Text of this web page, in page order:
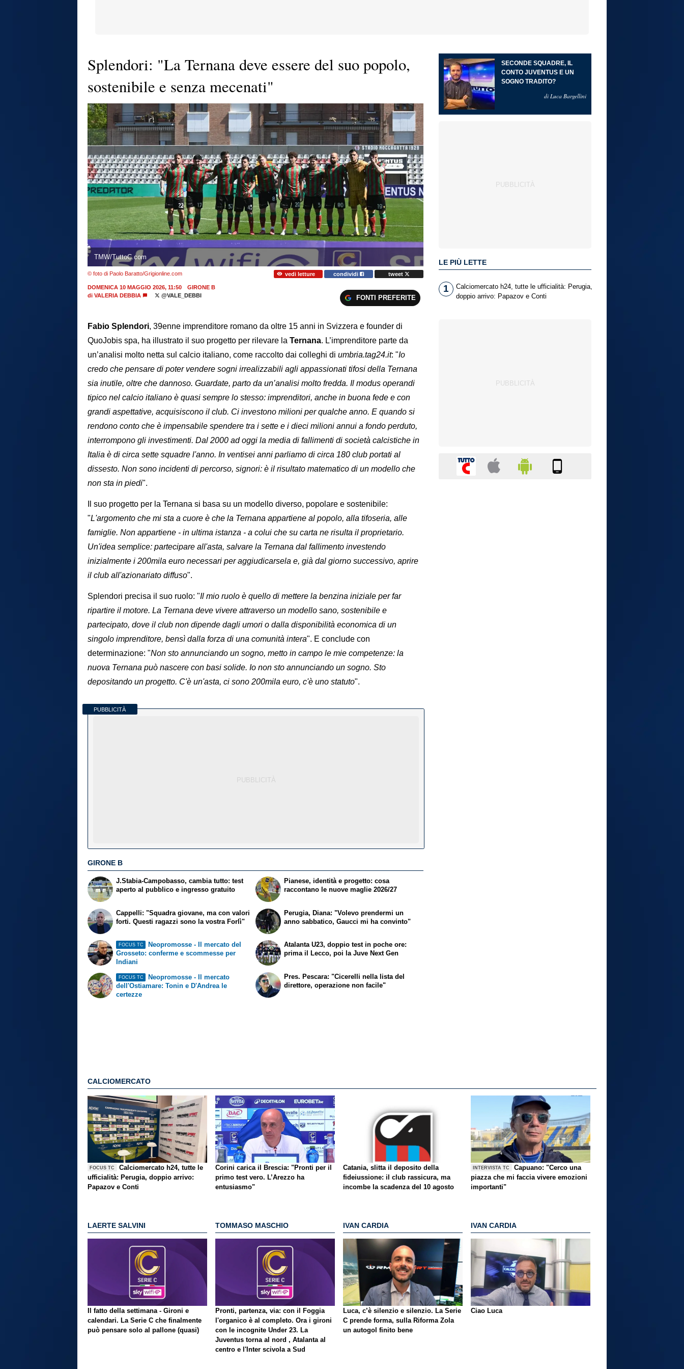
Splendori: "La Ternana deve essere del suo popolo,
sostenibile e senza mecenati"
TMW/TuttoC.com
© foto di Paolo Baratto/Grigionline.com vedi letture condividi tweet
DOMENICA 10 MAGGIO 2026, 11:50
GIRONE B
di VALERIA DEBBIA @VALE_DEBBI FONTI PREFERITE
Fabio Splendori, 39enne imprenditore romano da oltre 15 anni in Svizzera e founder di
QuoJobis spa, ha illustrato il suo progetto per rilevare la Ternana. L’imprenditore parte da
un’analisi molto netta sul calcio italiano, come raccolto dai colleghi di umbria.tag24.it: "Io
credo che pensare di poter vendere sogni irrealizzabili agli appassionati tifosi della Ternana
sia inutile, oltre che dannoso. Guardate, parto da un’analisi molto fredda. Il modus operandi
tipico nel calcio italiano è quasi sempre lo stesso: imprenditori, anche in buona fede e con
grandi aspettative, acquisiscono il club. Ci investono milioni per qualche anno. E quando si
rendono conto che è impensabile spendere tra i sette e i dieci milioni annui a fondo perduto,
interrompono gli investimenti. Dal 2000 ad oggi la media di fallimenti di società calcistiche in
Italia è di circa sette squadre l'anno. In ventisei anni parliamo di circa 180 club portati al
dissesto. Non sono incidenti di percorso, signori: è il risultato matematico di un modello che
non sta in piedi".
Il suo progetto per la Ternana si basa su un modello diverso, popolare e sostenibile:
"L'argomento che mi sta a cuore è che la Ternana appartiene al popolo, alla tifoseria, alle
famiglie. Non appartiene - in ultima istanza - a colui che su carta ne risulta il proprietario.
Un'idea semplice: partecipare all'asta, salvare la Ternana dal fallimento investendo
inizialmente i 200mila euro necessari per aggiudicarsela e, già dal giorno successivo, aprire
il club all'azionariato diffuso".
Splendori precisa il suo ruolo: "Il mio ruolo è quello di mettere la benzina iniziale per far
ripartire il motore. La Ternana deve vivere attraverso un modello sano, sostenibile e
partecipato, dove il club non dipende dagli umori o dalla disponibilità economica di un
singolo imprenditore, bensì dalla forza di una comunità intera". E conclude con
determinazione: "Non sto annunciando un sogno, metto in campo le mie competenze: la
nuova Ternana può nascere con basi solide. Io non sto annunciando un sogno. Sto
depositando un progetto. C'è un'asta, ci sono 200mila euro, c'è uno statuto".
PUBBLICITÀ
GIRONE B
J.Stabia-Campobasso, cambia tutto: test
aperto al pubblico e ingresso gratuito
Cappelli: "Squadra giovane, ma con valori
forti. Questi ragazzi sono la vostra Forlì"
Pianese, identità e progetto: cosa
raccontano le nuove maglie 2026/27
Perugia, Diana: "Volevo prendermi un
anno sabbatico, Gaucci mi ha convinto"
FOCUS TC
Neopromosse - Il mercato del
Grosseto: conferme e scommesse per
Indiani
FOCUS TC
Neopromosse - Il mercato
dell'Ostiamare: Tonin e D'Andrea le
certezze
Atalanta U23, doppio test in poche ore:
prima il Lecco, poi la Juve Next Gen
Pres. Pescara: "Cicerelli nella lista del
direttore, operazione non facile"
SECONDE SQUADRE, IL
CONTO JUVENTUS E UN
SOGNO TRADITO?
di Luca Bargellini
LE PIÙ LETTE
1
Calciomercato h24, tutte le ufficialità: Perugia,
doppio arrivo: Papazov e Conti
CALCIOMERCATO
FOCUS TC
Calciomercato h24, tutte le
ufficialità: Perugia, doppio arrivo:
Papazov e Conti
Corini carica il Brescia: "Pronti per il
primo test vero. L’Arezzo ha
entusiasmo"
Catania, slitta il deposito della
fideiussione: il club rassicura, ma
incombe la scadenza del 10 agosto
INTERVISTA TC
Capuano: "Cerco una
piazza che mi faccia vivere emozioni
importanti"
LAERTE SALVINI
Il fatto della settimana - Gironi e
calendari. La Serie C che finalmente
può pensare solo al pallone (quasi)
TOMMASO MASCHIO
Pronti, partenza, via: con il Foggia
l'organico è al completo. Ora i gironi
con le incognite Under 23. La
Juventus torna al nord , Atalanta al
centro e l'Inter scivola a Sud
IVAN CARDIA
Luca, c’è silenzio e silenzio. La Serie
C prende forma, sulla Riforma Zola
un autogol finito bene
IVAN CARDIA
Ciao Luca